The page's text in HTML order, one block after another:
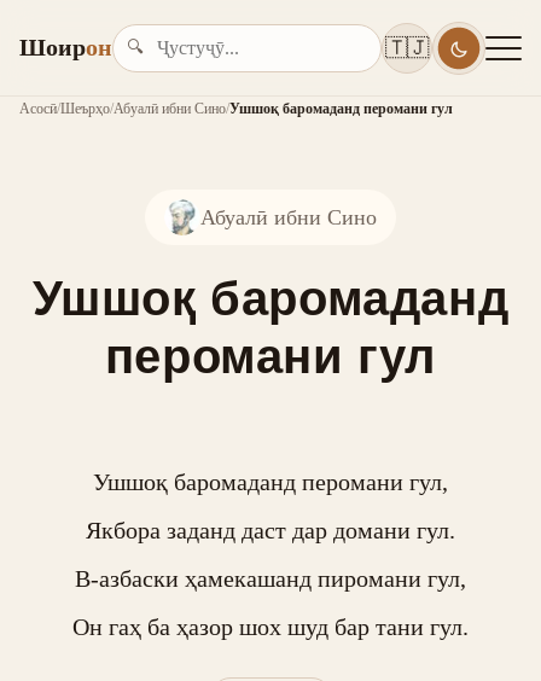
Шоирон 🔍 🇹🇯
Асосӣ/Шеърҳо/Абуалӣ ибни Сино/Ушшоқ баромаданд перомани гул
Абуалӣ ибни Сино
Ушшоқ баромаданд
перомани гул
Ушшоқ баромаданд перомани гул,
Якбора заданд даст дар домани гул.
В-азбаски ҳамекашанд пиромани гул,
Он гаҳ ба ҳазор шох шуд бар тани гул.